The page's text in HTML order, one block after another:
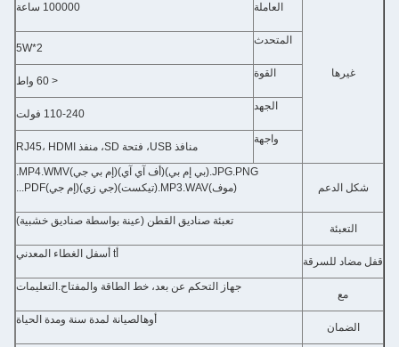
غيرها
العاملة
100000 ساعة
المتحدث
2*5W
القوة
< 60 واط
الجهد
110-240 فولت
واجهة
منافذ USB، فتحة SD، منفذ RJ45، HDMI
شكل الدعم
JPG.PNG. (بي إم بي)(أف آي آي)(إم بي جي)MP4.WMV.
(موف)MP3.WAV. (تيكست)(جي زي)(إم جي)PDF...
التعبئة
تعبئة صناديق القطن (عينة بواسطة صناديق خشبية)
قفل مضاد للسرقة
أt أسفل الغطاء المعدني
مع
جهاز التحكم عن بعد، خط الطاقة والمفتاح. التعليمات
الضمان
أوهالصيانة لمدة سنة ومدة الحياة